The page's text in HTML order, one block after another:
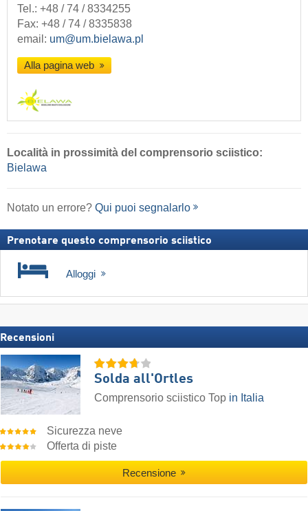
Tel.: +48 / 74 / 8334255
Fax: +48 / 74 / 8335838
email: um@um.bielawa.pl
Alla pagina web
Località in prossimità del comprensorio sciistico:
Bielawa
Notato un errore? Qui puoi segnalarlo
Prenotare questo comprensorio sciistico
Alloggi
Recensioni
Solda all'Ortles
Comprensorio sciistico Top in Italia
Sicurezza neve
Offerta di piste
Recensione